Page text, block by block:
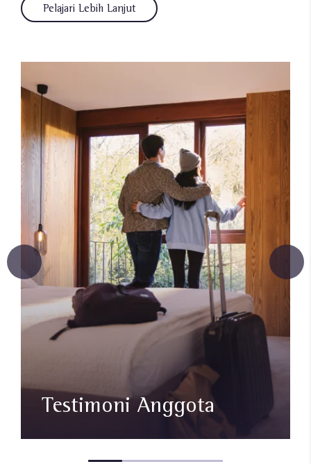
Pelajari Lebih Lanjut
Testimoni Anggota